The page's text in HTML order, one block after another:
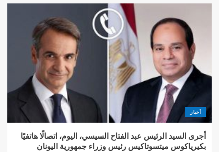
أخبار
أجرى السيد الرئيس عبد الفتاح السيسي، اليوم، اتصالًا هاتفيًا
بكيرياكوس ميتسوتاكيس رئيس وزراء جمهورية اليونان